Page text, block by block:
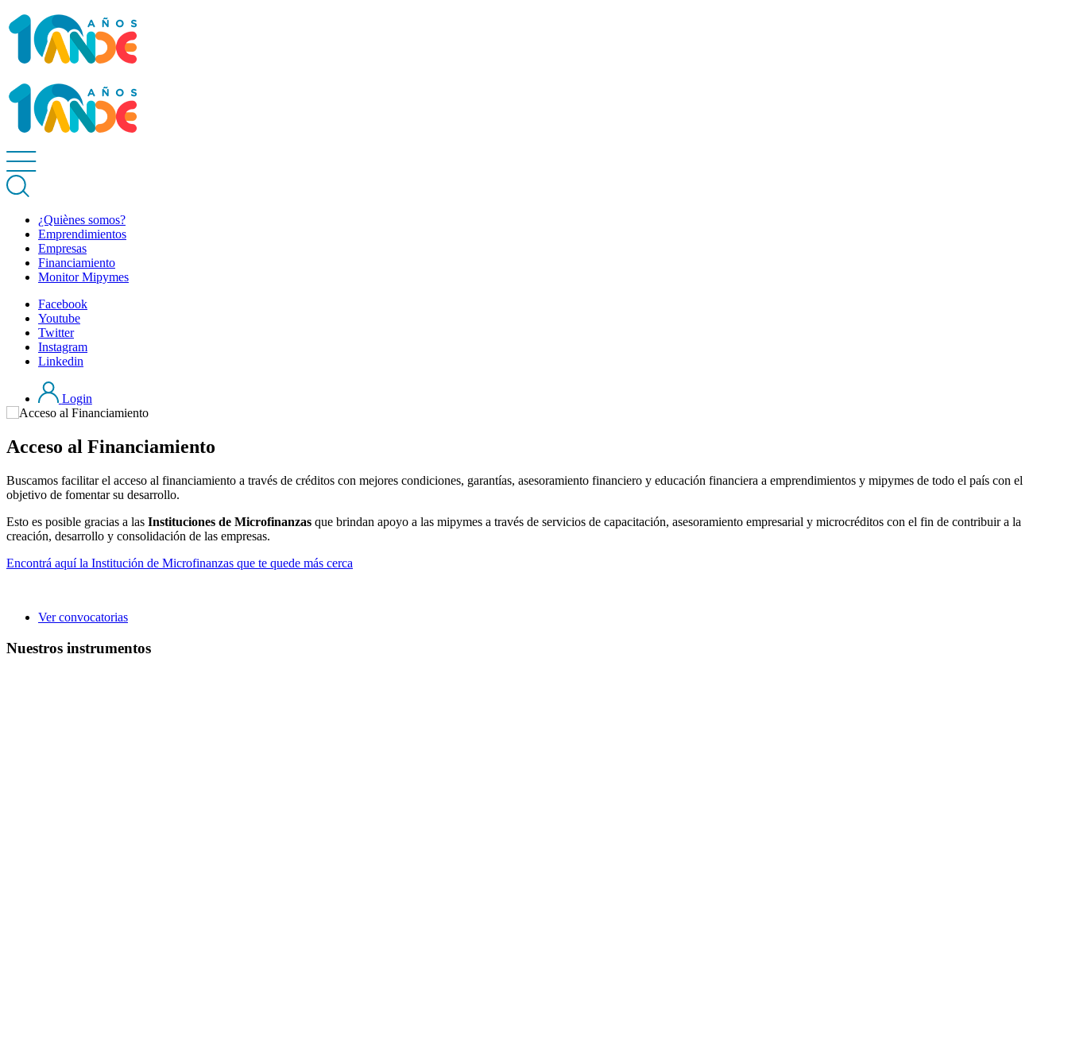
¿Quiènes somos?
Emprendimientos
Empresas
Financiamiento
Monitor Mipymes
Facebook
Youtube
Twitter
Instagram
Linkedin
Login
Acceso al Financiamiento
Buscamos facilitar el acceso al financiamiento a través de créditos con mejores condiciones, garantías, asesoramiento financiero y educación financiera a emprendimientos y mipymes de todo el país con el
objetivo de fomentar su desarrollo.
Esto es posible gracias a las Instituciones de Microfinanzas que brindan apoyo a las mipymes a través de servicios de capacitación, asesoramiento empresarial y microcréditos con el fin de contribuir a la
creación, desarrollo y consolidación de las empresas.
Encontrá aquí la Institución de Microfinanzas que te quede más cerca
Ver convocatorias
Nuestros instrumentos